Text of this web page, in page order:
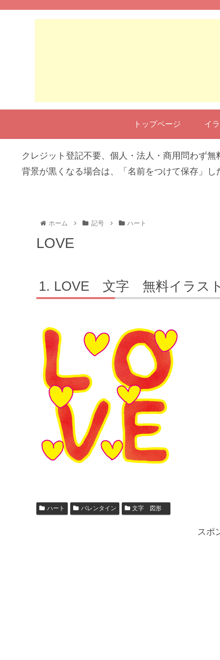
トップページ イ
クレジット登記不要、個人・法人・商用問わず
背景が黒くなる場合は、「名前をつけて保存」し
ホーム 記号 ハート
LOVE
LOVE 文字 無料イラス
ハート バレンタイン 文字 図形
スポ